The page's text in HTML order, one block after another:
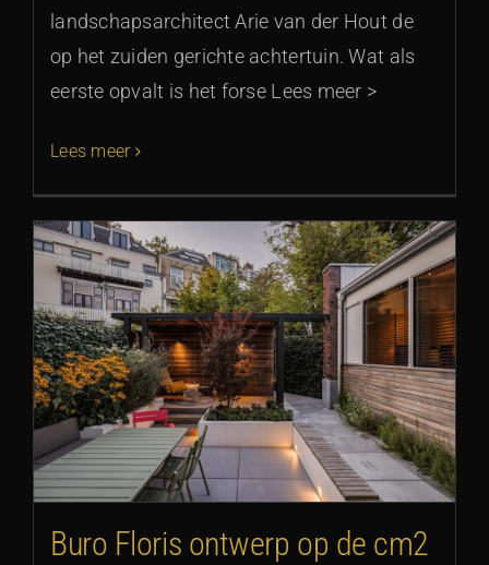
landschapsarchitect Arie van der Hout de
op het zuiden gerichte achtertuin. Wat als
eerste opvalt is het forse Lees meer >
Lees meer
Buro Floris ontwerp op de cm2